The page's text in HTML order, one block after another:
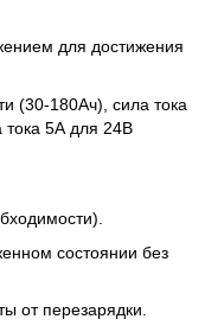
для достижения
(30-180Ач), сила тока
тока 5А для 24В
состоянии без
от перезарядки.